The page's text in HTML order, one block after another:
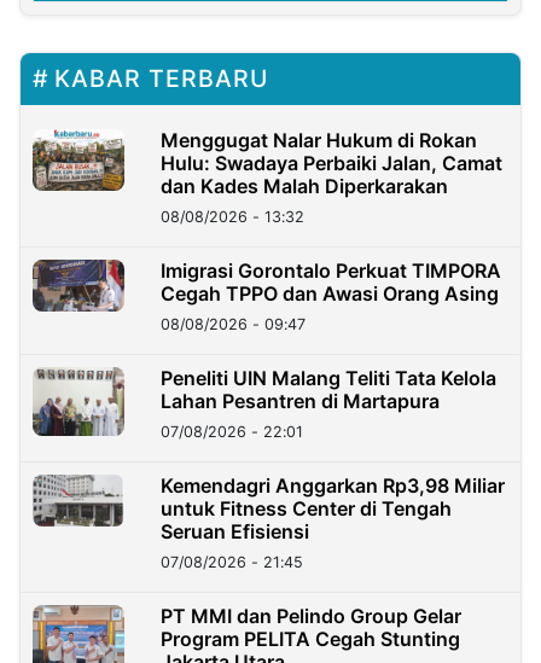
KABAR TERBARU
Menggugat Nalar Hukum di Rokan
Hulu: Swadaya Perbaiki Jalan, Camat
dan Kades Malah Diperkarakan
08/08/2026 - 13:32
Imigrasi Gorontalo Perkuat TIMPORA
Cegah TPPO dan Awasi Orang Asing
08/08/2026 - 09:47
Peneliti UIN Malang Teliti Tata Kelola
Lahan Pesantren di Martapura
07/08/2026 - 22:01
Kemendagri Anggarkan Rp3,98 Miliar
untuk Fitness Center di Tengah
Seruan Efisiensi
07/08/2026 - 21:45
PT MMI dan Pelindo Group Gelar
Program PELITA Cegah Stunting